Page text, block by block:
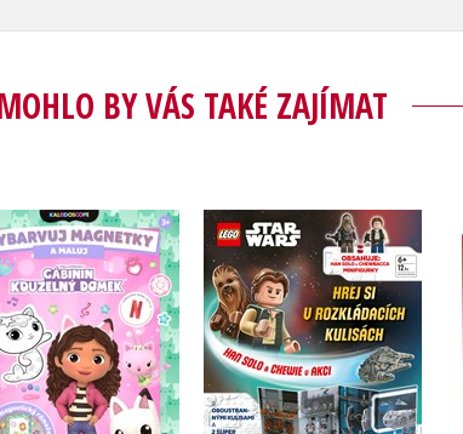
BY VÁS TAKÉ ZAJÍMAT
Gábinin kouzelný
domek - Vybarvuj
magnetky
Kolektiv
LEGO® Star Wars™
Han Solo a Chewie v
akci
Kolektiv